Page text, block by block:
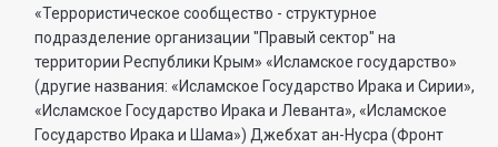
«Террористическое сообщество - структурное
подразделение организации "Правый сектор" на
территории Республики Крым» «Исламское государство»
(другие названия: «Исламское Государство Ирака и Сирии»,
«Исламское Государство Ирака и Леванта», «Исламское
Государство Ирака и Шама») Джебхат ан-Нусра (Фронт